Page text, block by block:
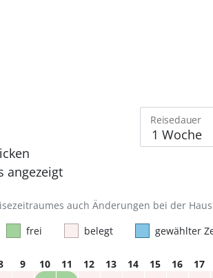
angezeigt
Reisedauer
auch Änderungen bei der
frei
belegt gewählter
9 10 11 12 13 14 15 16 17